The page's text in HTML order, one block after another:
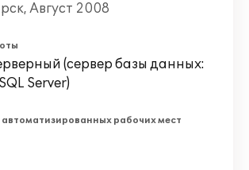
Август 2008
(сервер базы данных:
Server)
рабочих мест